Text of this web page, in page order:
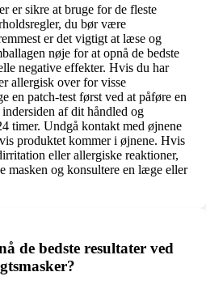
er sikre at bruge for de fleste
du bør være
er det vigtigt at læse og
nøje for at opnå de bedste
negative effekter. Hvis du har
allergisk over for visse
en patch-test først ved at påføre en
af dit håndled og
timer. Undgå kontakt med øjnene
produktet kommer i øjnene. Hvis
eller allergiske reaktioner,
masken og konsultere en læge eller
de bedste resultater ved